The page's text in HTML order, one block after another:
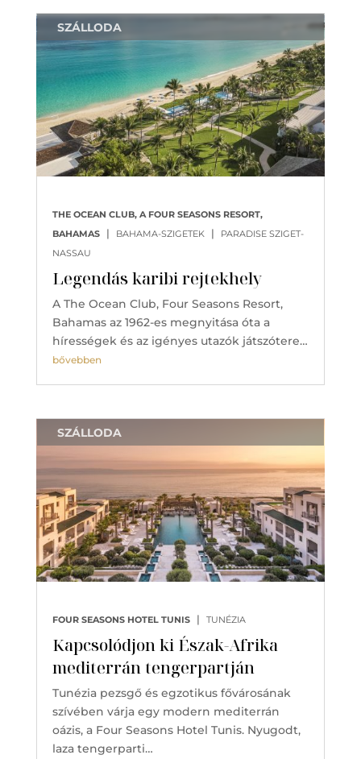
Legendás karibi rejtekhely
THE OCEAN CLUB, A FOUR SEASONS RESORT,
BAHAMAS
| BAHAMA-SZIGETEK |
PARADISE SZIGET-
NASSAU
SZÁLLODA
A The Ocean Club, Four Seasons Resort,
Bahamas az 1962-es megnyitása óta a
hírességek és az igényes utazók játszótere…
bővebben
Kapcsolódjon ki Észak-Afrika
mediterrán tengerpartján
FOUR SEASONS HOTEL TUNIS | TUNÉZIA
SZÁLLODA
Tunézia pezsgő és egzotikus fővárosának
szívében várja egy modern mediterrán
oázis, a Four Seasons Hotel Tunis. Nyugodt,
laza tengerparti…